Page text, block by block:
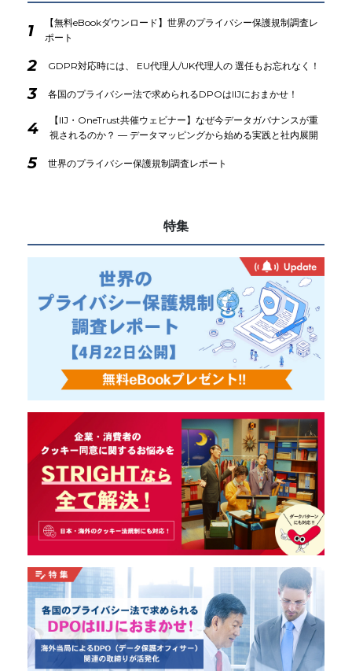
1
【無料eBookダウンロード】世界のプライバシー保護規制調査レ
ポート
2 GDPR対応時には、 EU代理人/UK代理人の 選任もお忘れなく！
3 各国のプライバシー法で求められるDPOはIIJにおまかせ！
4
【IIJ・OneTrust共催ウェビナー】なぜ今データガバナンスが重
視されるのか？ ― データマッピングから始める実践と社内展開
5 世界のプライバシー保護規制調査レポート
特集